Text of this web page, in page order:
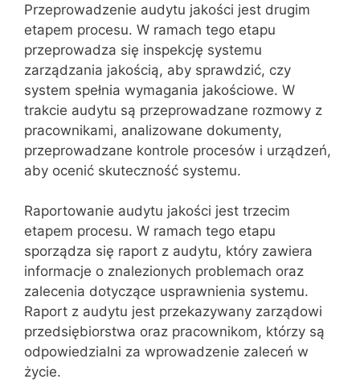
Przeprowadzenie audytu jakości jest drugim
etapem procesu. W ramach tego etapu
przeprowadza się inspekcję systemu
zarządzania jakością, aby sprawdzić, czy
system spełnia wymagania jakościowe. W
trakcie audytu są przeprowadzane rozmowy z
pracownikami, analizowane dokumenty,
przeprowadzane kontrole procesów i urządzeń,
aby ocenić skuteczność systemu.
Raportowanie audytu jakości jest trzecim
etapem procesu. W ramach tego etapu
sporządza się raport z audytu, który zawiera
informacje o znalezionych problemach oraz
zalecenia dotyczące usprawnienia systemu.
Raport z audytu jest przekazywany zarządowi
przedsiębiorstwa oraz pracownikom, którzy są
odpowiedzialni za wprowadzenie zaleceń w
życie.